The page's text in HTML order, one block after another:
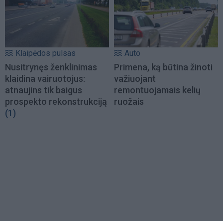
Klaipėdos pulsas
Nusitrynęs ženklinimas
klaidina vairuotojus:
atnaujins tik baigus
prospekto rekonstrukciją
(1)
Auto
Primena, ką būtina žinoti
važiuojant
remontuojamais kelių
ruožais